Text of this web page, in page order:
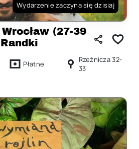
Wydarzenie zaczyna się dzisiaj
(27-39
Płatne
Rzeźnicza 32-
33